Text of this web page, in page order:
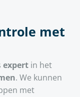
met
expert in het
. We kunnen
met